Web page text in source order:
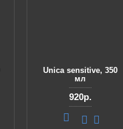
Unica sensitive, 350
мл
920р.